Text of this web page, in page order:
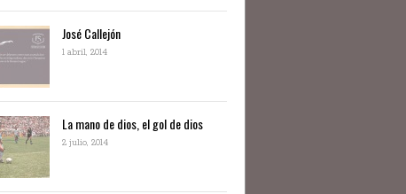
José Callejón
1 abril, 2014
La mano de dios, el gol de dios
2 julio, 2014